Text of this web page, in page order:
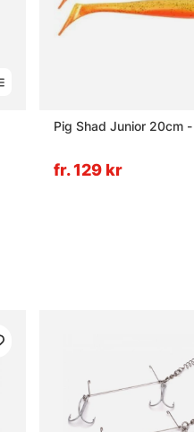
Pig Shad Junior 20cm
fr. 129 kr